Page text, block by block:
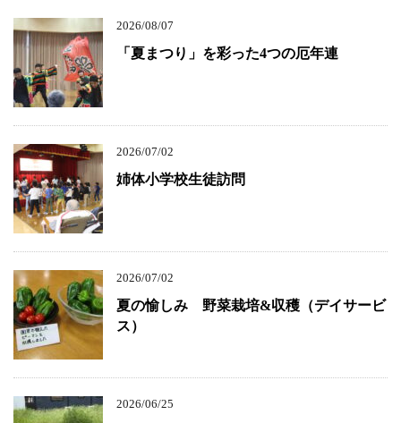
2026/08/07
「夏まつり」を彩った4つの厄年連
2026/07/02
姉体小学校生徒訪問
2026/07/02
夏の愉しみ 野菜栽培&収穫（デイサービ
ス）
2026/06/25